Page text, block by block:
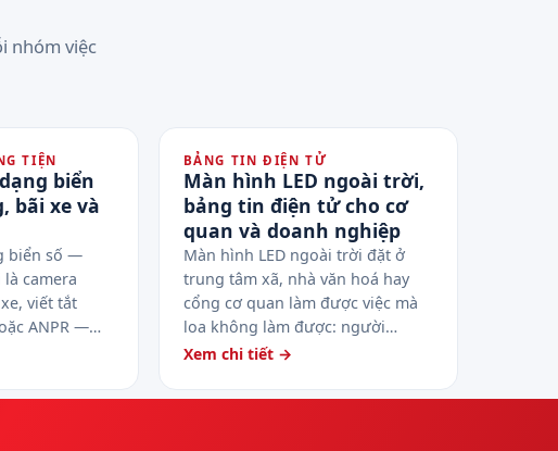
nhóm việc
TIỆN
biển
bãi xe và
biển số —
camera
viết tắt
ANPR —…
BẢNG TIN ĐIỆN TỬ
Màn hình LED ngoài trời,
bảng tin điện tử cho cơ
quan và doanh nghiệp
Màn hình LED ngoài trời đặt ở
trung tâm xã, nhà văn hoá hay
cổng cơ quan làm được việc mà
loa không làm được: người…
Xem chi tiết →